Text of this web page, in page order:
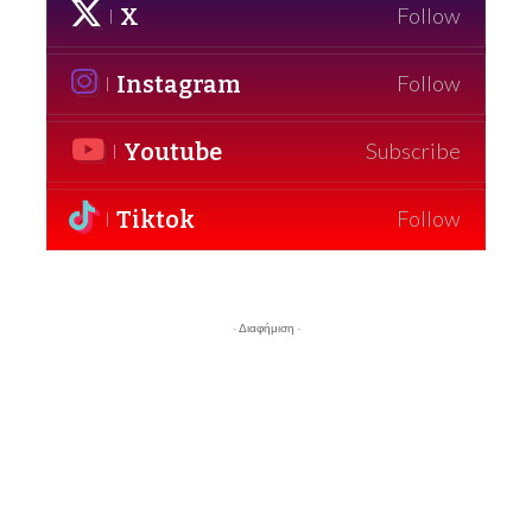
X Follow
Instagram Follow
Youtube Subscribe
Tiktok Follow
- Διαφήμιση -